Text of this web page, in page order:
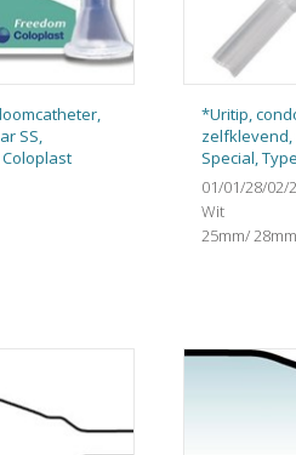
SS,
*Uritip,
zelfklevend,
Special,
01/01/28/02/
Wit
25mm/ 28mm